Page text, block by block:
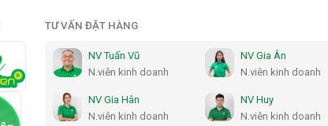
TƯ VẤN ĐẶT HÀNG
NV Tuấn Vũ
N.viên kinh doanh
NV Gia Ân
N.viên kinh doanh
NV Gia Hân
N.viên kinh doanh
NV Huy
N.viên kinh doanh